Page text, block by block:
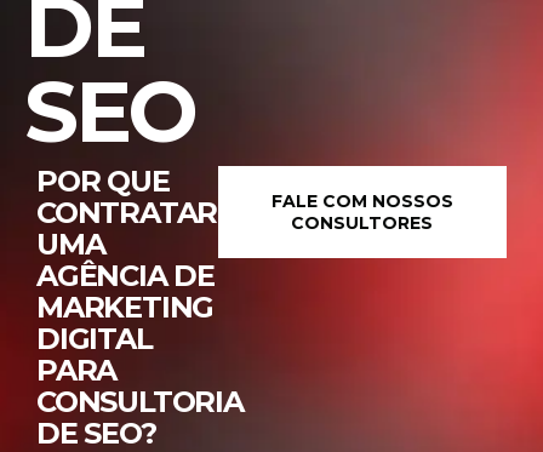
DE
SEO
POR QUE
CONTRATAR
UMA
AGÊNCIA DE
MARKETING
DIGITAL
PARA
CONSULTORIA
DE SEO?
FALE COM NOSSOS
CONSULTORES